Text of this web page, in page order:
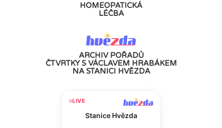
HOMEOPATICKÁ
LÉČBA
ARCHIV POŘADŮ
ČTVRTKY S VÁCLAVEM HRABÁKEM
NA STANICI HVĚZDA
LIVE
Stanice Hvězda